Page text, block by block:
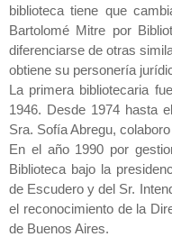
biblioteca tiene que
Bartolomé Mitre por
diferenciarse de otras
obtiene su personería
La primera bibliotecaria
1946. Desde 1974 hasta
Sra. Sofía Abregu,
En el año 1990 por
Biblioteca bajo la
de Escudero y del Sr.
el reconocimiento de la
de Buenos Aires.